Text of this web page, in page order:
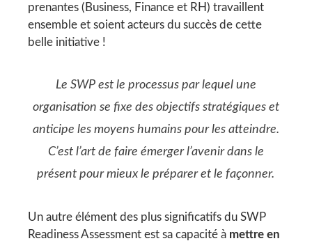
prenantes (Business, Finance et RH) travaillent
ensemble et soient acteurs du succès de cette
belle initiative !
Le SWP est le processus par lequel une
organisation se fixe des objectifs stratégiques et
anticipe les moyens humains pour les atteindre.
C’est l’art de faire émerger l’avenir dans le
présent pour mieux le préparer et le façonner.
Un autre élément des plus significatifs du SWP
Readiness Assessment est sa capacité à mettre en